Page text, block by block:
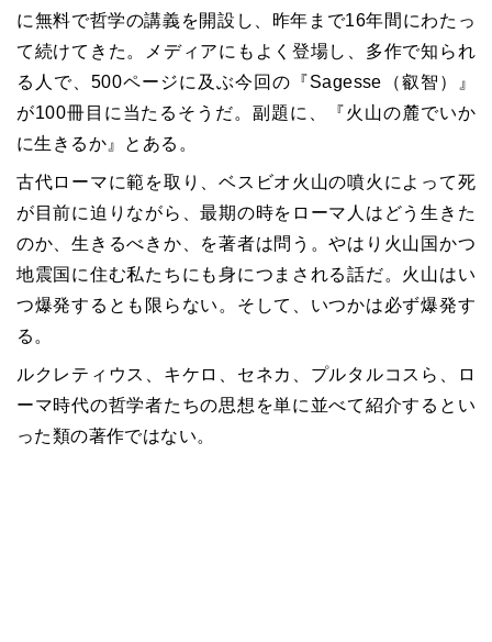
に無料で哲学の講義を開設し、昨年まで16年間にわたっ
て続けてきた。メディアにもよく登場し、多作で知られ
る人で、500ページに及ぶ今回の『Sagesse （叡智）』
が100冊目に当たるそうだ。副題に、『火山の麓でいか
に生きるか』とある。
古代ローマに範を取り、ベスビオ火山の噴火によって死
が目前に迫りながら、最期の時をローマ人はどう生きた
のか、生きるべきか、を著者は問う。やはり火山国かつ
地震国に住む私たちにも身につまされる話だ。火山はい
つ爆発するとも限らない。そして、いつかは必ず爆発す
る。
ルクレティウス、キケロ、セネカ、プルタルコスら、ロ
ーマ時代の哲学者たちの思想を単に並べて紹介するとい
った類の著作ではない。